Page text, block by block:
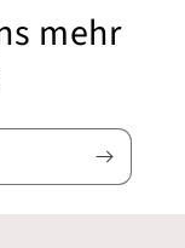
mehr